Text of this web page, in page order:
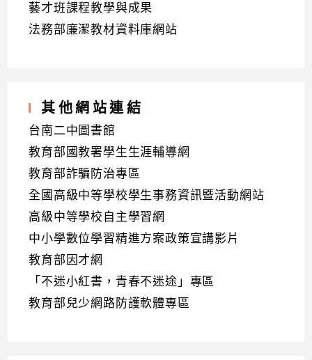
藝才班課程教學與成果
法務部廉潔教材資料庫網站
其他網站連結
台南二中圖書館
教育部國教署學生生涯輔導網
教育部詐騙防治專區
全國高級中等學校學生事務資訊暨活動網站
高級中等學校自主學習網
中小學數位學習精進方案政策宣講影片
教育部因才網
「不迷小紅書，青春不迷途」專區
教育部兒少網路防護軟體專區